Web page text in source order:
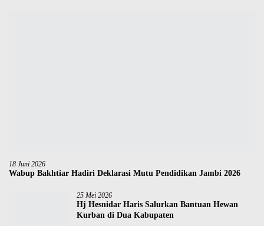
18 Juni 2026
Wabup Bakhtiar Hadiri Deklarasi Mutu Pendidikan Jambi 2026
25 Mei 2026
Hj Hesnidar Haris Salurkan Bantuan Hewan
Kurban di Dua Kabupaten